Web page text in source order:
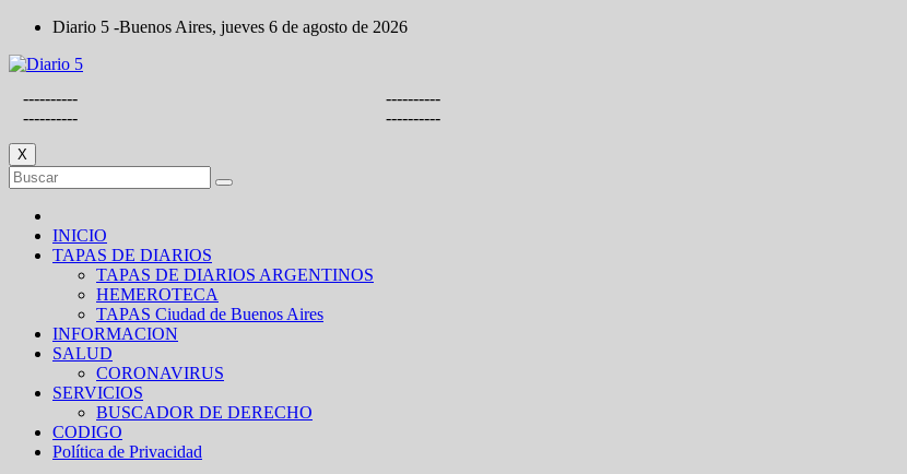
Saltar
contenido
Diario 5 -Buenos Aires, jueves 6 de agosto de 2026
----------
----------
----------
----------
X
INICIO
TAPAS DE DIARIOS
TAPAS DE DIARIOS ARGENTINOS
HEMEROTECA
TAPAS Ciudad de Buenos Aires
INFORMACION
SALUD
CORONAVIRUS
SERVICIOS
BUSCADOR DE DERECHO
CODIGO
Política de Privacidad